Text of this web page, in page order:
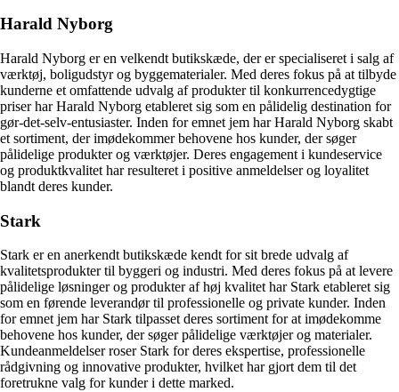
Harald Nyborg
Harald Nyborg er en velkendt butikskæde, der er specialiseret i salg af
værktøj, boligudstyr og byggematerialer. Med deres fokus på at tilbyde
kunderne et omfattende udvalg af produkter til konkurrencedygtige
priser har Harald Nyborg etableret sig som en pålidelig destination for
gør-det-selv-entusiaster. Inden for emnet jem har Harald Nyborg skabt
et sortiment, der imødekommer behovene hos kunder, der søger
pålidelige produkter og værktøjer. Deres engagement i kundeservice
og produktkvalitet har resulteret i positive anmeldelser og loyalitet
blandt deres kunder.
Stark
Stark er en anerkendt butikskæde kendt for sit brede udvalg af
kvalitetsprodukter til byggeri og industri. Med deres fokus på at levere
pålidelige løsninger og produkter af høj kvalitet har Stark etableret sig
som en førende leverandør til professionelle og private kunder. Inden
for emnet jem har Stark tilpasset deres sortiment for at imødekomme
behovene hos kunder, der søger pålidelige værktøjer og materialer.
Kundeanmeldelser roser Stark for deres ekspertise, professionelle
rådgivning og innovative produkter, hvilket har gjort dem til det
foretrukne valg for kunder i dette marked.